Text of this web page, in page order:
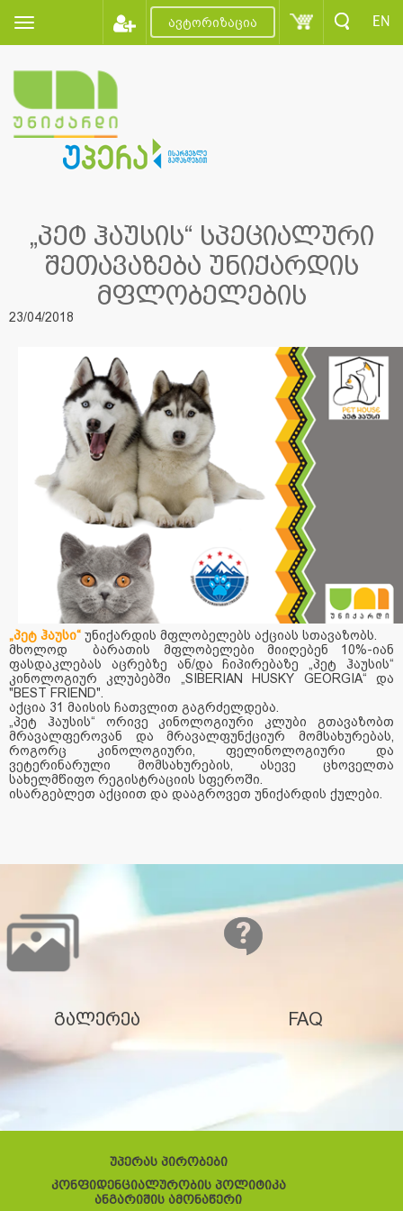
ავტორიზაცია EN
„პეტ ჰაუსის“ სპეციალური
შეთავაზება უნიქარდის
მფლობელების
23/04/2018
„პეტ ჰაუსი“ უნიქარდის მფლობელებს აქციას სთავაზობს.
მხოლოდ ბარათის მფლობელები მიიღებენ 10%-იან
ფასდაკლებას აცრებზე ან/და ჩიპირებაზე „პეტ ჰაუსის“
კინოლოგიურ კლუბებში „SIBERIAN HUSKY GEORGIA“ და
"BEST FRIEND".
აქცია 31 მაისის ჩათვლით გაგრძელდება.
„პეტ ჰაუსის“ ორივე კინოლოგიური კლუბი გთავაზობთ
მრავალფეროვან და მრავალფუნქციურ მომსახურებას,
როგორც კინოლოგიური, ფელინოლოგიური და
ვეტერინარული მომსახურების, ასევე ცხოველთა
სახელმწიფო რეგისტრაციის სფეროში.
ისარგებლეთ აქციით და დააგროვეთ უნიქარდის ქულები.
გალერეა FAQ
უპერას პირობები
კონფიდენციალურობის პოლიტიკა
ანგარიშის ამონაწერი